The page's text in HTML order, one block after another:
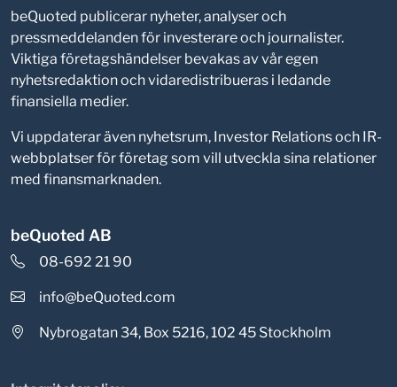
beQuoted publicerar nyheter, analyser och
pressmeddelanden för investerare och journalister.
Viktiga företagshändelser bevakas av vår egen
nyhetsredaktion och vidaredistribueras i ledande
finansiella medier.
Vi uppdaterar även nyhetsrum, Investor Relations och IR-
webbplatser för företag som vill utveckla sina relationer
med finansmarknaden.
beQuoted AB
08-692 21 90
info@beQuoted.com
Nybrogatan 34, Box 5216, 102 45 Stockholm